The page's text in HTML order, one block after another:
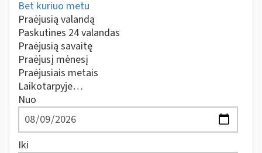
Bet kuriuo metu
Praėjusią valandą
Paskutines 24 valandas
Praėjusią savaitę
Praėjusį mėnesį
Praėjusiais metais
Laikotarpyje…
Nuo
Iki